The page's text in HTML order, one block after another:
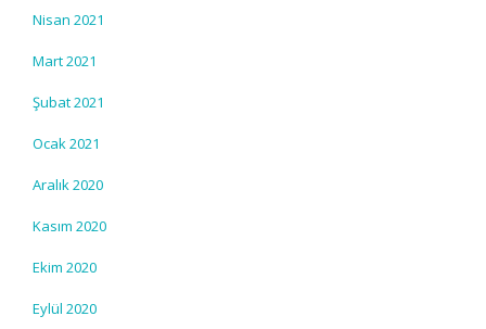
Nisan 2021
Mart 2021
Şubat 2021
Ocak 2021
Aralık 2020
Kasım 2020
Ekim 2020
Eylül 2020